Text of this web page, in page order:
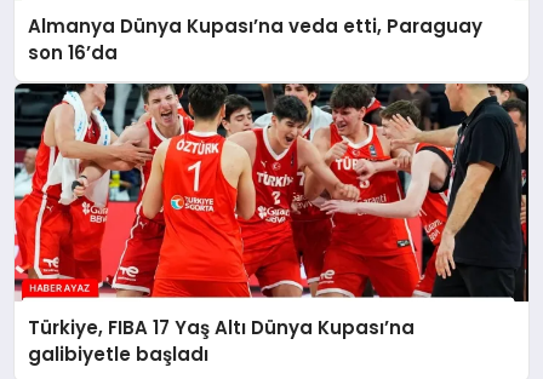
Almanya Dünya Kupası’na veda etti, Paraguay
son 16’da
Türkiye, FIBA 17 Yaş Altı Dünya Kupası’na
galibiyetle başladı